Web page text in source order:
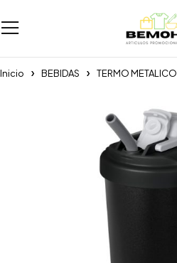
Inicio BEBIDAS TERMO METALICO